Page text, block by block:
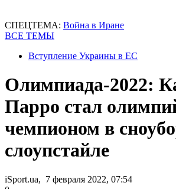
СПЕЦТЕМА: Война в Иране
ВСЕ ТЕМЫ
Вступление Украины в ЕС
Олимпиада-2022:
Парро стал
чемпионом в
слоупстайле
iSport.ua, 7 февраля 2022, 07:54